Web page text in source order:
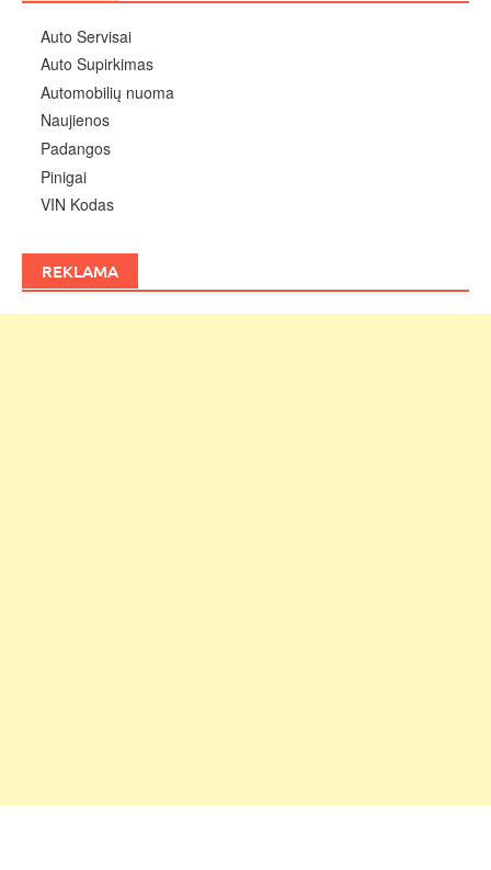
Auto Servisai
Auto Supirkimas
Automobilių nuoma
Naujienos
Padangos
Pinigai
VIN Kodas
REKLAMA